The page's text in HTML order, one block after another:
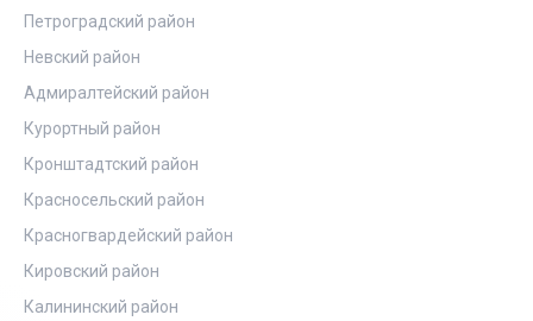
Петроградский район
Невский район
Адмиралтейский район
Курортный район
Кронштадтский район
Красносельский район
Красногвардейский район
Кировский район
Калининский район